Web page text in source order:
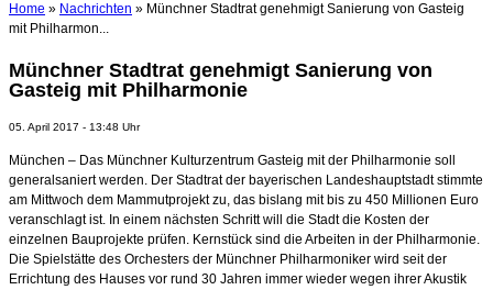
Home » Nachrichten » Münchner Stadtrat genehmigt Sanierung von Gasteig
mit Philharmon...
Münchner Stadtrat genehmigt Sanierung von
Gasteig mit Philharmonie
05. April 2017 - 13:48 Uhr
München – Das Münchner Kulturzentrum Gasteig mit der Philharmonie soll
generalsaniert werden. Der Stadtrat der bayerischen Landeshauptstadt stimmte
am Mittwoch dem Mammutprojekt zu, das bislang mit bis zu 450 Millionen Euro
veranschlagt ist. In einem nächsten Schritt will die Stadt die Kosten der
einzelnen Bauprojekte prüfen. Kernstück sind die Arbeiten in der Philharmonie.
Die Spielstätte des Orchesters der Münchner Philharmoniker wird seit der
Errichtung des Hauses vor rund 30 Jahren immer wieder wegen ihrer Akustik